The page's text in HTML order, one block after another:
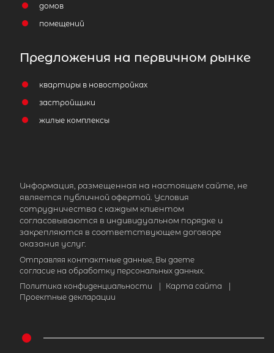
домов
помещений
Предложения на первичном рынке
квартиры в новостройках
застройщики
жилые комплексы
Информация, размещенная на настоящем сайте, не
является публичной офертой. Условия
сотрудничества с каждым клиентом
согласовываются в индивидуальном порядке и
закрепляются в соответствующем договоре
оказания услуг.
Отправляя контактные данные, Вы даете
согласие на обработку персональных данных.
Политика конфиденциальности
Карта сайта
Проектные декларации